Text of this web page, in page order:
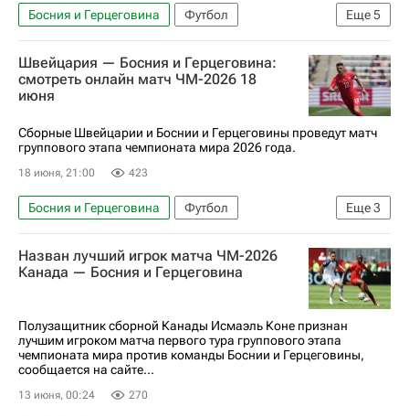
Еще5
Босния и Герцеговина
Футбол
Эдин Джеко
Грегор Кобель
Нико Эльведи
ЧМ по футболу 2026
Швейцария
Швейцария — Босния и Герцеговина:
смотреть онлайн матч ЧМ-2026 18
июня
Сборные Швейцарии и Боснии и Герцеговины проведут матч
группового этапа чемпионата мира 2026 года.
18 июня, 21:00 423
Еще3
Босния и Герцеговина
Футбол
ЧМ по футболу 2026
Швейцария
Анонсы и трансляции матчей
Назван лучший игрок матча ЧМ-2026
Канада — Босния и Герцеговина
Полузащитник сборной Канады Исмаэль Коне признан
лучшим игроком матча первого тура группового этапа
чемпионата мира против команды Боснии и Герцеговины,
сообщается на сайте...
13 июня, 00:24 270